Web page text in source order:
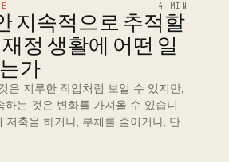
4 MIN
지속적으로 추적할
정 생활에 어떤 일
가
은 지루한 작업처럼 보일 수 있지만,
하는 것은 변화를 가져올 수 있습니
저축을 하거나, 부채를 줄이거나, 단